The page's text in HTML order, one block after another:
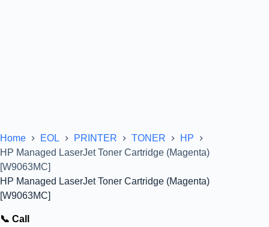
Home EOL PRINTER TONER
HP
HP Managed LaserJet Toner Cartridge (Magenta)
[W9063MC]
HP Managed LaserJet Toner Cartridge (Magenta)
[W9063MC]
📞 Call